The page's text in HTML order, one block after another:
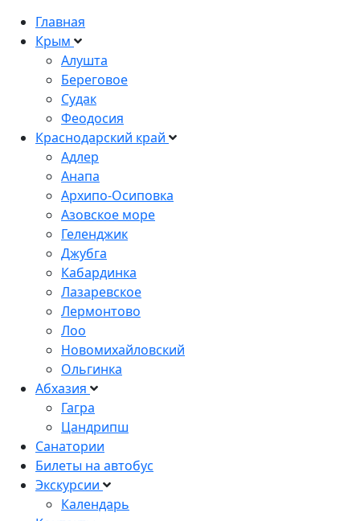
Главная
Крым
Алушта
Береговое
Судак
Феодосия
Краснодарский край
Адлер
Анапа
Архипо-Осиповка
Азовское море
Геленджик
Джубга
Кабардинка
Лазаревское
Лермонтово
Лоо
Новомихайловский
Ольгинка
Абхазия
Гагра
Цандрипш
Санатории
Билеты на автобус
Экскурсии
Календарь